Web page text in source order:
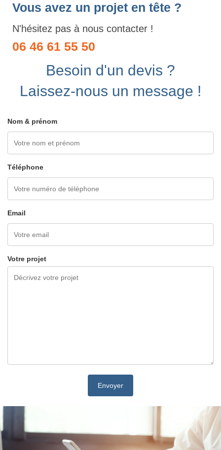
Vous avez un projet en tête ?
N'hésitez pas à nous contacter !
06 46 61 55 50
Besoin d'un devis ?
Laissez-nous un message !
Nom & prénom
Téléphone
Email
Votre projet